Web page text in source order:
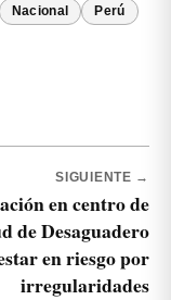
Nacional Perú
SIGUIENTE →
en centro de
de Desaguadero
en riesgo por
irregularidades